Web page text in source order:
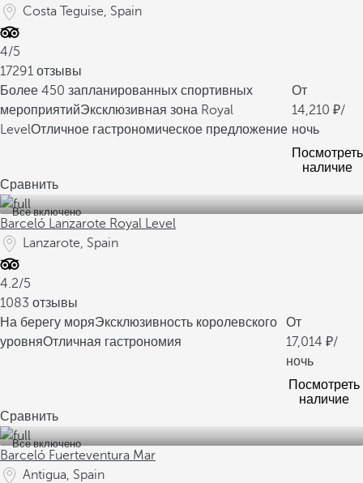
Costa Teguise, Spain
4/5
17291 отзывы
Более 450 запланированных спортивных
мероприятийЭксклюзивная зона Royal
LevelОтличное гастрономическое предложение
От
14,210
/
ночь
Посмотреть
наличие
Сравнить
Все включено
Barceló Lanzarote Royal Level
Lanzarote, Spain
4.2/5
1083 отзывы
На берегу моряЭксклюзивность королевского
уровняОтличная гастрономия
От
17,014
/
ночь
Посмотреть
наличие
Сравнить
Все включено
Barceló Fuerteventura Mar
Antigua, Spain